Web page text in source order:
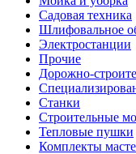
Садовая техника
Шлифовальное
Электростанции
Прочие
Дорожно-
Станки
Строительные
Тепловые пушки
Комплекты